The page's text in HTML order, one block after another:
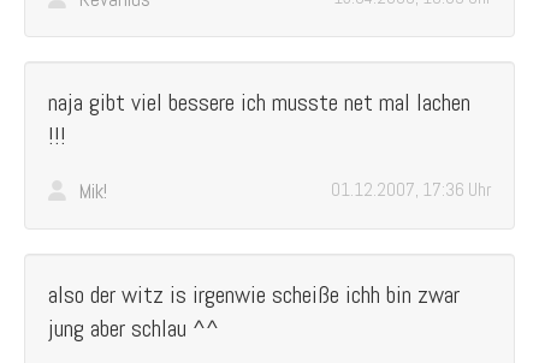
naja gibt viel bessere ich musste net mal lachen
!!!
Mik! 01.12.2007, 17:36 Uhr
also der witz is irgenwie scheiße ichh bin zwar
jung aber schlau ^^